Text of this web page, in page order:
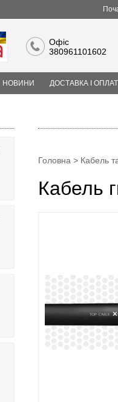
Офіс
380961101602
НОВИНИ ДОСТАВКА І
Головна > Кабель
Кабель